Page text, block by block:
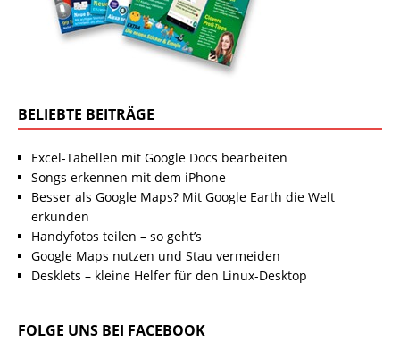
BELIEBTE BEITRÄGE
Excel-Tabellen mit Google Docs bearbeiten
Songs erkennen mit dem iPhone
Besser als Google Maps? Mit Google Earth die Welt
erkunden
Handyfotos teilen – so geht’s
Google Maps nutzen und Stau vermeiden
Desklets – kleine Helfer für den Linux-Desktop
FOLGE UNS BEI FACEBOOK